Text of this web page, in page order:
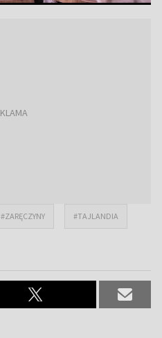
#ZARĘCZYNY #TAJLANDIA